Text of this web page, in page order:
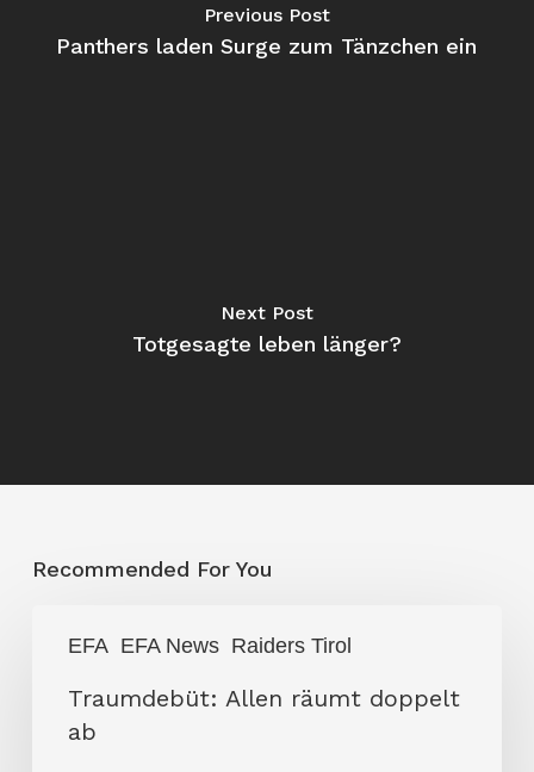
Previous Post
Panthers laden Surge zum Tänzchen ein
Next Post
Totgesagte leben länger?
Recommended For You
EFA EFA News Raiders Tirol
Allen
räumt
doppelt
Traumdebüt: Allen räumt doppelt
ab